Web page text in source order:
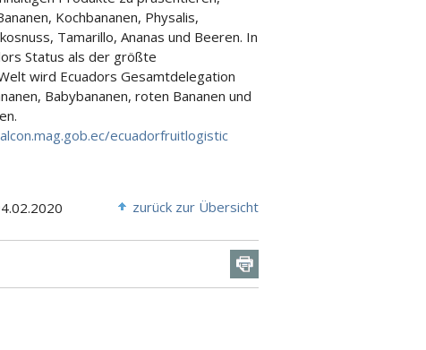
Kochbananen, Physalis,
Tamarillo, Ananas und Beeren. In
Status als der größte
wird Ecuadors Gesamtdelegation
Babybananen, roten Bananen und
ecuadorfruitlogistic
zurück zur Übersicht